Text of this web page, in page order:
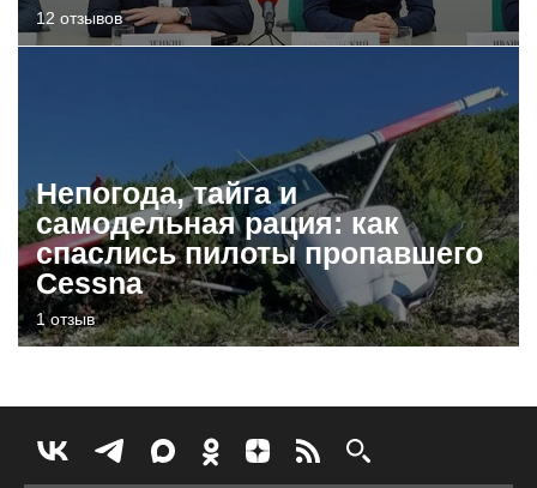
12 отзывов
Непогода, тайга и
самодельная рация: как
спаслись пилоты пропавшего
Cessna
1 отзыв